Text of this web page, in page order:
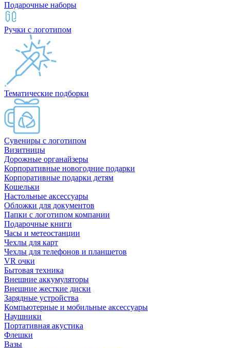
Подарочные наборы
Ручки с логотипом
Тематические подборки
Сувениры с логотипом
Визитницы
Дорожные органайзеры
Корпоративные новогодние подарки
Корпоративные подарки детям
Кошельки
Настольные аксессуары
Обложки для документов
Папки с логотипом компании
Подарочные книги
Часы и метеостанции
Чехлы для карт
Чехлы для телефонов и планшетов
VR очки
Бытовая техника
Внешние аккумуляторы
Внешние жесткие диски
Зарядные устройства
Компьютерные и мобильные аксессуары
Наушники
Портативная акустика
Флешки
Вазы